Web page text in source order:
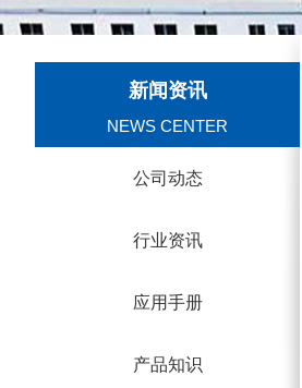
新闻资讯
NEWS CENTER
公司动态
行业资讯
应用手册
产品知识